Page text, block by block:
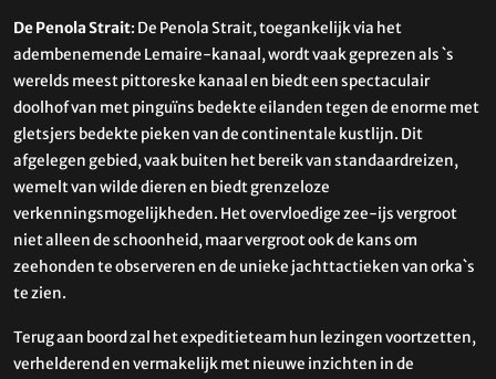
De Penola Strait: De Penola Strait, toegankelijk via het
adembenemende Lemaire-kanaal, wordt vaak geprezen als `s
werelds meest pittoreske kanaal en biedt een spectaculair
doolhof van met pinguïns bedekte eilanden tegen de enorme met
gletsjers bedekte pieken van de continentale kustlijn. Dit
afgelegen gebied, vaak buiten het bereik van standaardreizen,
wemelt van wilde dieren en biedt grenzeloze
verkenningsmogelijkheden. Het overvloedige zee-ijs vergroot
niet alleen de schoonheid, maar vergroot ook de kans om
zeehonden te observeren en de unieke jachttactieken van orka`s
te zien.
Terug aan boord zal het expeditieteam hun lezingen voortzetten,
verhelderend en vermakelijk met nieuwe inzichten in de